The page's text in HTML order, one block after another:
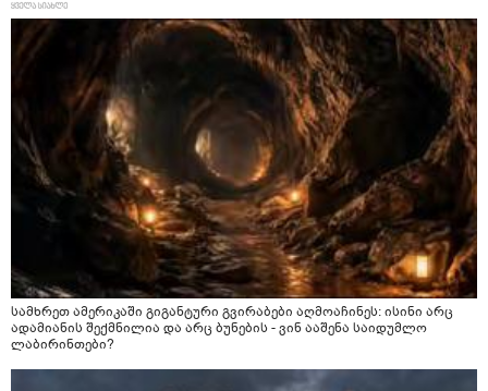
სამხრეთ ამერიკაში გიგანტური გვირაბები აღმოაჩინეს: ისინი არც
ადამიანის შექმნილია და არც ბუნების - ვინ ააშენა საიდუმლო
ლაბირინთები?